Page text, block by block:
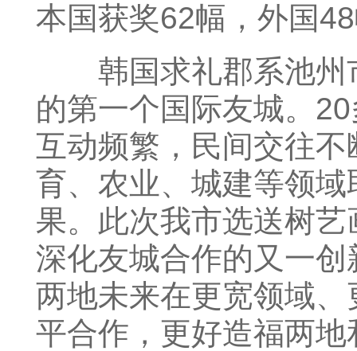
本国获奖62幅，外国
韩国求礼郡系池州
的第一个国际友城。
互动频繁，民间交往
育、农业、城建等领
果。此次我市选送树
深化友城合作的又一
两地未来在更宽领域
平合作，更好造福两